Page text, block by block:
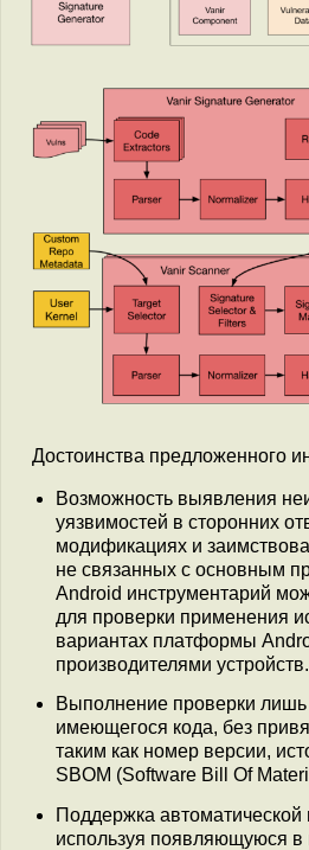
Достоинства предложенного
Возможность выявления
уязвимостей в сторонних
модификациях и
не связанных с основным
Android инструментарий
для проверки применения
вариантах платформы
производителями устройств.
Выполнение проверки
имеющегося кода, без
таким как номер версии,
SBOM (Software Bill Of
Поддержка автоматической
используя появляющуюся в